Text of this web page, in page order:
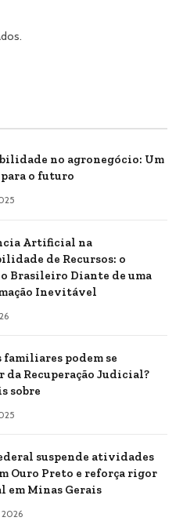
no agronegócio: Um
o futuro
Artificial na
de Recursos: o
Brasileiro Diante de uma
Inevitável
familiares podem se
da Recuperação Judicial?
sobre
suspende atividades
Ouro Preto e reforça rigor
em Minas Gerais
2026